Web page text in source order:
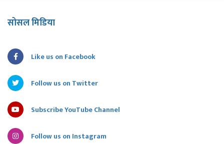
सोसल मिडिया
Like us on Facebook
Follow us on Twitter
Subscribe YouTube Channel
Follow us on Instagram